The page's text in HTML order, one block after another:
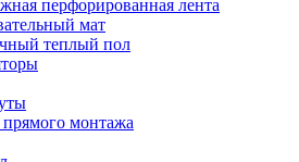
перфорированная лента
мат
теплый пол
монтажа